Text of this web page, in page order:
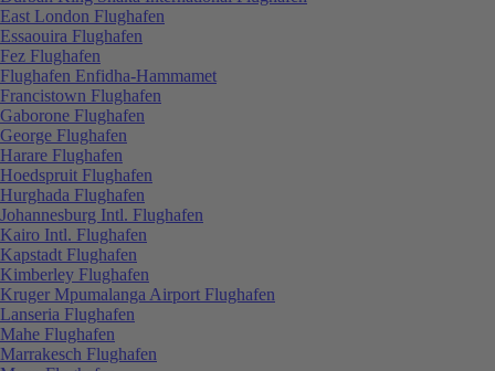
East London Flughafen
Essaouira Flughafen
Fez Flughafen
Flughafen Enfidha-Hammamet
Francistown Flughafen
Gaborone Flughafen
George Flughafen
Harare Flughafen
Hoedspruit Flughafen
Hurghada Flughafen
Johannesburg Intl. Flughafen
Kairo Intl. Flughafen
Kapstadt Flughafen
Kimberley Flughafen
Kruger Mpumalanga Airport Flughafen
Lanseria Flughafen
Mahe Flughafen
Marrakesch Flughafen